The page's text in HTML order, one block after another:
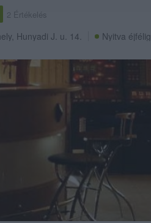
2 Értékelés
, Hunyadi J. u. 14. Nyitva éjfélig